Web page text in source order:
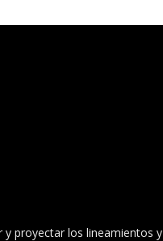
y proyectar los lineamientos y